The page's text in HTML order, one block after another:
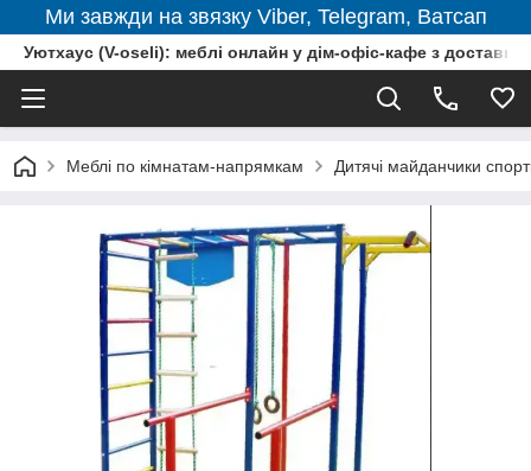
Ми завжди на звязку Viber, Telegram, Ватсап
Уютхаус (V-oseli): меблі онлайн у дім-офіс-кафе з
Меблі по кімнатам-напрямкам Дитячі майданчики